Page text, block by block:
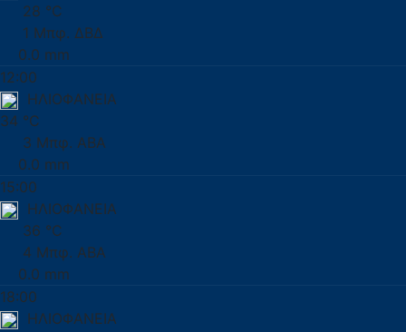
28 °C
1 Μπφ. ΔΒΔ
0.0 mm
12:00
ΗΛΙΟΦΑΝΕΙΑ
34 °C
3 Μπφ. ΑΒΑ
0.0 mm
15:00
ΗΛΙΟΦΑΝΕΙΑ
36 °C
4 Μπφ. ΑΒΑ
0.0 mm
18:00
ΗΛΙΟΦΑΝΕΙΑ